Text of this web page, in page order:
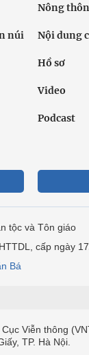
Nông
núi Nội dung
Hồ sơ
Video
Podcast
tộc và Tôn giáo
cấp ngày
Bá
Viễn thông
TP. Hà Nội.